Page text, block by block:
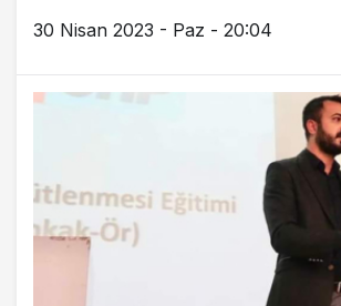
30 Nisan 2023 - Paz - 20:04